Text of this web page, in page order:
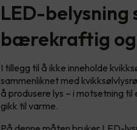
LED-
bærekraftig og
I tillegg til å ikke inneholde
sammenliknet med
å produsere lys – i motsetning
gikk til varme.